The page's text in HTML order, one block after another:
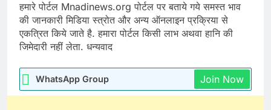
हमारे पोर्टल Mnadinews.org पोर्टल पर बताये गये समस्त भाव
की जानकारी मिडिया स्त्रोत और अन्य ऑनलाइन प्रक्रिया से
एकत्रित किये जाते है. हमारा पोर्टल किसी लाभ अथवा हानि की
जिमेदारी नहीं लेता. धन्यवाद
WhatsApp Group Join Now